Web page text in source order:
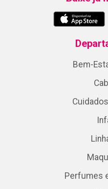
Bem-
Perfumes